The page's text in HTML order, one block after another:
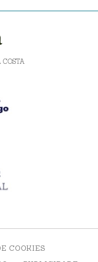
COSTA
COOKIES